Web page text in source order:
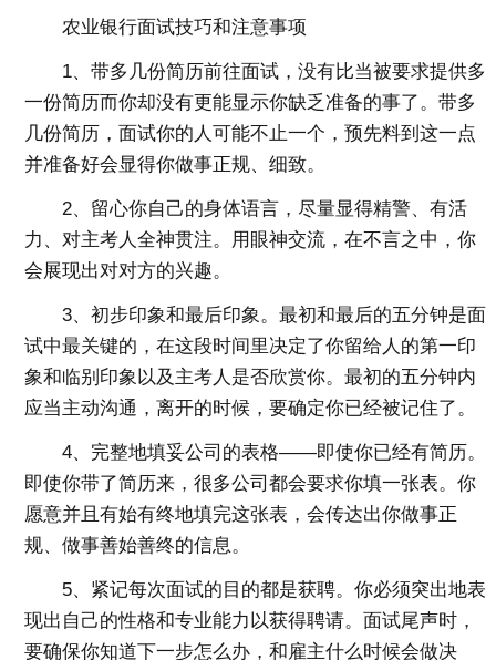
农业银行面试技巧和注意事项
1、带多几份简历前往面试，没有比当被要求提供多
一份简历而你却没有更能显示你缺乏准备的事了。带多
几份简历，面试你的人可能不止一个，预先料到这一点
并准备好会显得你做事正规、细致。
2、留心你自己的身体语言，尽量显得精警、有活
力、对主考人全神贯注。用眼神交流，在不言之中，你
会展现出对对方的兴趣。
3、初步印象和最后印象。最初和最后的五分钟是面
试中最关键的，在这段时间里决定了你留给人的第一印
象和临别印象以及主考人是否欣赏你。最初的五分钟内
应当主动沟通，离开的时候，要确定你已经被记住了。
4、完整地填妥公司的表格——即使你已经有简历。
即使你带了简历来，很多公司都会要求你填一张表。你
愿意并且有始有终地填完这张表，会传达出你做事正
规、做事善始善终的信息。
5、紧记每次面试的目的都是获聘。你必须突出地表
现出自己的性格和专业能力以获得聘请。面试尾声时，
要确保你知道下一步怎么办，和雇主什么时候会做决